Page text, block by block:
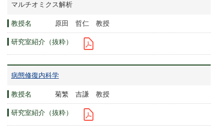
マルチオミクス解析
原田 哲仁 教授
病態修復内科学
菊繁 吉謙 教授